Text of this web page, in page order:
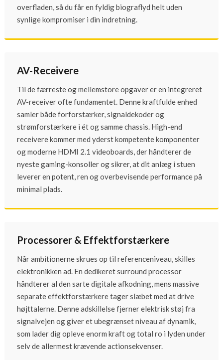
overfladen, så du får en fyldig biograflyd helt uden
synlige kompromiser i din indretning.
AV-Receivere
Til de færreste og mellemstore opgaver er en integreret
AV-receiver ofte fundamentet. Denne kraftfulde enhed
samler både forforstærker, signaldekoder og
strømforstærkere i ét og samme chassis. High-end
receivere kommer med yderst kompetente komponenter
og moderne HDMI 2.1 videoboards, der håndterer de
nyeste gaming-konsoller og sikrer, at dit anlæg i stuen
leverer en potent, ren og overbevisende performance på
minimal plads.
Processorer & Effektforstærkere
Når ambitionerne skrues op til referenceniveau, skilles
elektronikken ad. En dedikeret surround processor
håndterer al den sarte digitale afkodning, mens massive
separate effektforstærkere tager slæbet med at drive
højttalerne. Denne adskillelse fjerner elektrisk støj fra
signalvejen og giver et ubegrænset niveau af dynamik,
som lader dig opleve enorm kraft og total ro i lyden under
selv de allermest krævende actionsekvenser.